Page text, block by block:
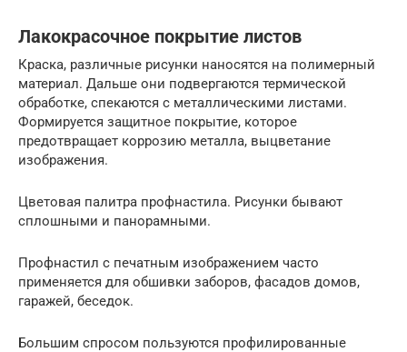
Лакокрасочное покрытие листов
Краска, различные рисунки наносятся на полимерный
материал. Дальше они подвергаются термической
обработке, спекаются с металлическими листами.
Формируется защитное покрытие, которое
предотвращает коррозию металла, выцветание
изображения.
Цветовая палитра профнастила. Рисунки бывают
сплошными и панорамными.
Профнастил с печатным изображением часто
применяется для обшивки заборов, фасадов домов,
гаражей, беседок.
Большим спросом пользуются профилированные